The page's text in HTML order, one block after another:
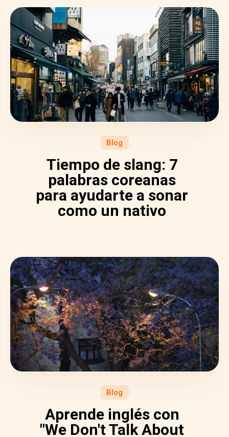
Blog
Tiempo de slang: 7
palabras coreanas
para ayudarte a sonar
como un nativo
Blog
Aprende inglés con
"We Don't Talk About